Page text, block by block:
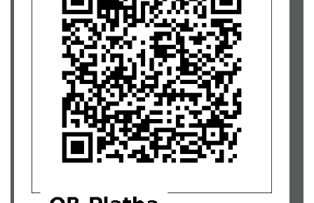
Ing. Melitta Novotná
Jana Pekárková
Martin Handlíř... Věřím, že to dáš!
Hana Klykorková
Věra Voženílková... Doufám, že aspoň malý příspěvek
pomůže. A přeji hodně sil. Věra
Eva Blažíčková
Michaela Knotková
Bc. Lenka Kárníková
Helena Hantychová
MUDr. Lenka Páralová
Edita Kasalová